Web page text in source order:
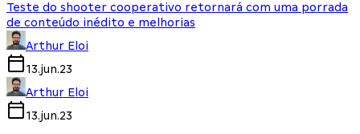
Teste do shooter cooperativo retornará com uma porrada
de conteúdo inédito e melhorias
Arthur Eloi
13.jun.23
Arthur Eloi
13.jun.23